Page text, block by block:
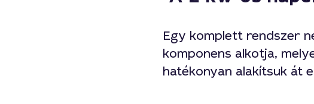
Egy komplett rendszer
komponens alkotja,
hatékonyan alakítsuk át